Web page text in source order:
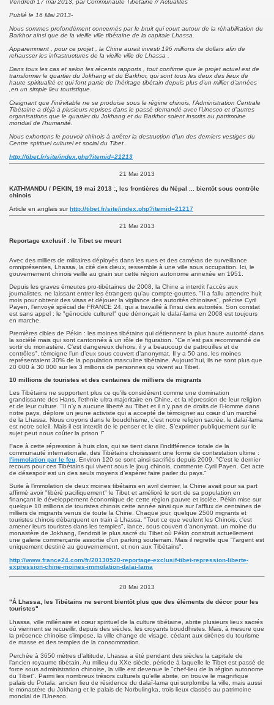
Vendredi 17 mai 2013, par Communauté Tibétaine // Actualités
Publié le 16 Mai 2013-
Nous sommes profondément concernés par le bruit qui court autour de la réhabilitation du
Barkhor ainsi que de la vieille ville tibétaine de la capitale Lhassa.
Apparemment , pour ce projet , la Chine aurait investi 196 millions de dollars afin de
rehausser les infrastructures de la vieille ville de Lhassa .
Dans tous les cas et selon les récents rapports , tout confirme que le projet actuel est de
transformer le quartier du Jokhang et du Barkhor, qui sont tous les deux des lieux de
haute spiritualité et qui font partie de l’héritage tibétain depuis plus d’un millier d’années
,en un simple lieu touristique.
Craignant que l’inévitable ne se produise sous le régime chinois, l’Administration Centrale
Tibétaine a déjà à plusieurs reprises dans le passé demandé avec l’Unesco et d’autres
organisations que le quartier du Jokhang et du Barkhor soient inscrits au patrimoine
mondial de l’humanité.
Nous exhortons le pouvoir chinois à arrêter la destruction d’un des derniers vestiges du
Centre spirituel culturel et social du Tibet .
http://tibet.fr/site/index.php?itemid=21213
21 Mai 2013
KATHMANDU / PEKIN, 19 mai 2013 :, les frontières du Népal ... bientôt sous contrôle
chinois
Article en anglais surhttp://tibet.fr/site/index.php?itemid=21217
21 Mai 2013
Reportage exclusif : le Tibet se meurt
Avec des milliers de militaires déployés dans les rues et des caméras de surveillance
omniprésentes, Lhassa, la cité des dieux, ressemble à une ville sous occupation. Ici, le
gouvernement chinois veille au grain sur cette région autonome annexée en 1951.
Depuis les graves émeutes pro-tibétaines de 2008, la Chine a interdit l’accès aux
journalistes, ne laissant entrer les étrangers qu’au compte-gouttes. "Il a fallu attendre huit
mois pour obtenir des visas et déjouer la vigilance des autorités chinoises", précise Cyril
Payen, l'envoyé spécial de FRANCE 24, qui a travaillé à l’insu des autorités. Son constat
est sans appel : le "génocide culturel" que dénonçait le dalaï-lama en 2008 est toujours
en marche.
Premières cibles de Pékin : les moines tibétains qui détiennent la plus haute autorité dans
la société mais qui sont cantonnés à un rôle de figuration. "Ce n’est pas recommandé de
sortir du monastère. C’est dangereux dehors, il y a beaucoup de patrouilles et de
contrôles", témoigne l’un d’eux sous couvert d’anonymat. Il y a 50 ans, les moines
représentaient 30% de la population masculine tibétaine. Aujourd'hui, ils ne sont plus que
20 000 à 30 000 sur les 3 millions de personnes qu vivent au Tibet.
10 millions de touristes et des centaines de milliers de migrants
Les Tibétains ne supportent plus ce qu'ils considèrent comme une domination
grandissante des Hans, l'ethnie ultra-majoritaire en Chine, et la répression de leur religion
et de leur culture. "Il n'y a aucune liberté au Tibet et il n'y pas de droits de l'Homme dans
notre pays, déplore un jeune activiste qui a accepté de témoigner au cœur d’un marché
de la Lhassa. Nous croyons dans le bouddhisme, c'est notre religion sacrée, le dalaï-lama
est notre soleil. Mais il est interdit de le penser et le dire. S’exprimer publiquement sur le
sujet peut nous coûter la prison !"
Face à cette répression à huis clos, qui se tient dans l’indifférence totale de la
communauté internationale, des Tibétains choisissent une forme de contestation ultime :
l'immolation par le feu . Environ 120 se sont ainsi sacrifiés depuis 2009. "C’est le dernier
recours pour ces Tibétains qui vivent sous le joug chinois, commente Cyril Payen. Cet acte
de désespoir est un des seuls moyens d’espérer faire parler du pays."
Suite à l’immolation de deux moines tibétains en avril dernier, la Chine avait pour sa part
affirmé avoir "libéré pacifiquement" le Tibet et amélioré le sort de sa population en
finançant le développement économique de cette région pauvre et isolée. Pékin mise sur
quelque 10 millions de touristes chinois cette année ainsi que sur l'afflux de centaines de
milliers de migrants venus de toute la Chine. Chaque jour, quelque 2500 migrants et
touristes chinois débarquent en train à Lhassa. "Tout ce que veulent les Chinois, c'est
amener leurs touristes dans les temples", lance, sous couvert d’anonymat, un moine du
monastère de Jokhang, l'endroit le plus sacré du Tibet où Pékin construit actuellement
une galerie commerçante assortie d'un parking souterrain. Mais il regrette que "l'argent est
uniquement destiné au gouvernement, et non aux Tibétains".
http://www.france24.com/fr/20130520-reportage-exclusif-tibet-repression-liberte-
expression-chine-moines-immolation-dalai-lama
20 Mai 2013
"À Lhassa, les Tibétains ne seront bientôt plus que des éléments de décor pour les
touristes"
Lhassa, ville millénaire et cœur spirituel de la culture tibétaine, abrite plusieurs lieux sacrés
où viennent se recueillir, depuis des siècles, les croyants bouddhistes. Mais, à mesure que
la présence chinoise s’impose, la ville change de visage, cédant aux sirènes du tourisme
de masse et des temples de la consommation.
Perchée à 3650 mètres d’altitude, Lhassa a été pendant des siècles la capitale de
l’ancien royaume tibétain. Au milieu du XXe siècle, période à laquelle le Tibet est passé de
force sous administration chinoise, la ville est devenue le "chef-lieu de la région autonome
du Tibet". Parmi les nombreux trésors culturels qu’elle abrite, on trouve le magnifique
palais du Potala, ancien lieu de résidence du dalaï-lama qui surplombe la ville, mais aussi
le monastère du Jokhang et le palais de Norbulingka, trois lieux classés au patrimoine
mondial de l’Unesco.